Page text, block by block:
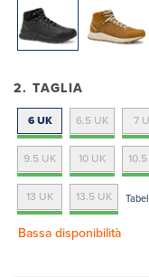
2. TAGLIA
6 UK 6.5 UK 7
9.5 UK 10 UK
13 UK 13.5 UK
Bassa disponibilità